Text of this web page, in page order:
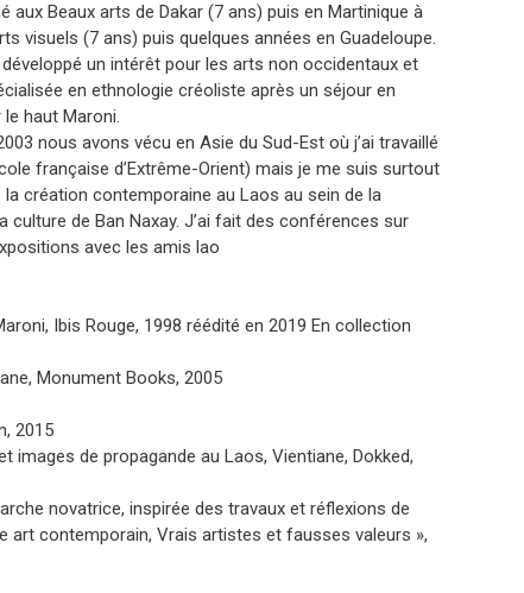
aux Beaux arts de Dakar (7 ans) puis en Martinique à
visuels (7 ans) puis quelques années en Guadeloupe.
un intérêt pour les arts non occidentaux et
en ethnologie créoliste après un séjour en
le haut Maroni.
nous avons vécu en Asie du Sud-Est où j’ai travaillé
française d’Extrême-Orient) mais je me suis surtout
la création contemporaine au Laos au sein de la
culture de Ban Naxay. J’ai fait des conférences sur
avec les amis lao
Ibis Rouge, 1998 réédité en 2019 En collection
Monument Books, 2005
2015
de propagande au Laos, Vientiane, Dokked,
novatrice, inspirée des travaux et réflexions de
art contemporain, Vrais artistes et fausses valeurs »,